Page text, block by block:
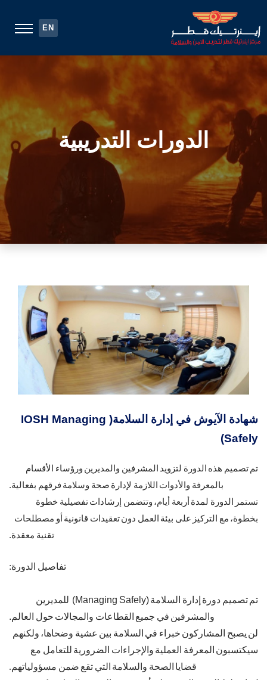
EN
الدورات التدريبية
شهادة الآيوش في إدارة السلامة( IOSH Managing
Safely)
تم تصميم هذه الدورة لتزويد المشرفين والمديرين ورؤساء الأقسام
بالمعرفة والأدوات اللازمة لإدارة صحة وسلامة فرقهم بفعالية.
تستمر الدورة لمدة أربعة أيام، وتتضمن إرشادات تفصيلية خطوة
بخطوة، مع التركيز على بيئة العمل دون تعقيدات قانونية أو مصطلحات
تقنية معقدة.
تفاصيل الدورة:
تم تصميم دورة إدارة السلامة (Managing Safely) للمديرين
والمشرفين في جميع القطاعات والمجالات حول العالم.
لن يصبح المشاركون خبراء في السلامة بين عشية وضحاها، ولكنهم
سيكتسبون المعرفة العملية والإجراءات الضرورية للتعامل مع
قضايا الصحة والسلامة التي تقع ضمن مسؤولياتهم.